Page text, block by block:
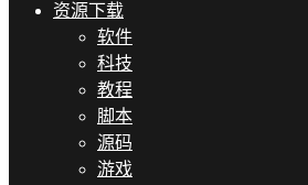
资源下载
软件
科技
教程
脚本
源码
游戏